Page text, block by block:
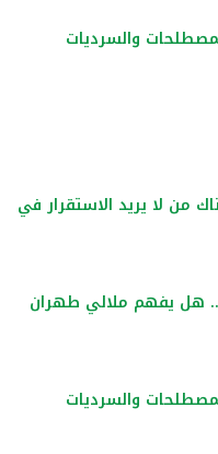
والسرديات
من لا يريد الاستقرار في
هل يفهم ملالي طهران
والسرديات